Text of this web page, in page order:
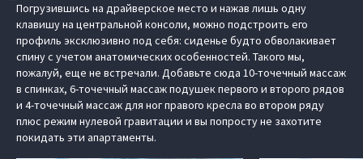
Погрузившись на драйверское место и нажав лишь одну
клавишу на центральной консоли, можно подстроить его
профиль эксклюзивно под себя: сиденье будто обволакивает
спину с учетом анатомических особенностей. Такого мы,
пожалуй, еще не встречали. Добавьте сюда 10-точечный массаж
в спинках, 6-точечный массаж подушек первого и второго рядов
и 4-точечный массаж для ног правого кресла во втором ряду
плюс режим нулевой гравитации и вы попросту не захотите
покидать эти апартаменты.